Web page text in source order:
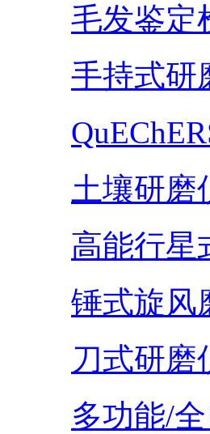
毛发鉴定
手持式研
土壤研磨
高能行星
锤式旋风
刀式研磨
多功能/